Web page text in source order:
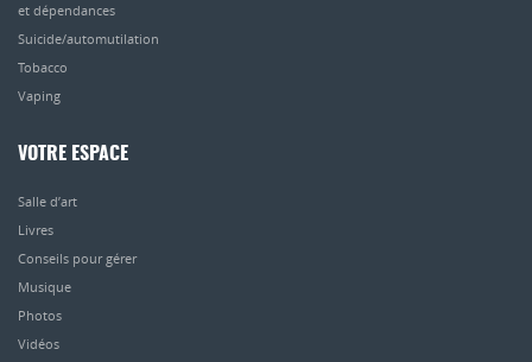
et dépendances
Suicide/automutilation
Tobacco
Vaping
VOTRE ESPACE
Salle d’art
Livres
Conseils pour gérer
Musique
Photos
Vidéos